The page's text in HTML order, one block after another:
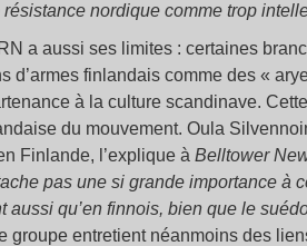
nordique comme trop
a aussi ses limites : certaines
d’armes finlandais comme des «
à la culture scandinave.
du mouvement. Oula
Finlande, l’explique à Belltower
pas une si grande importance à
aussi qu’en finnois, bien que le
groupe entretient néanmoins des